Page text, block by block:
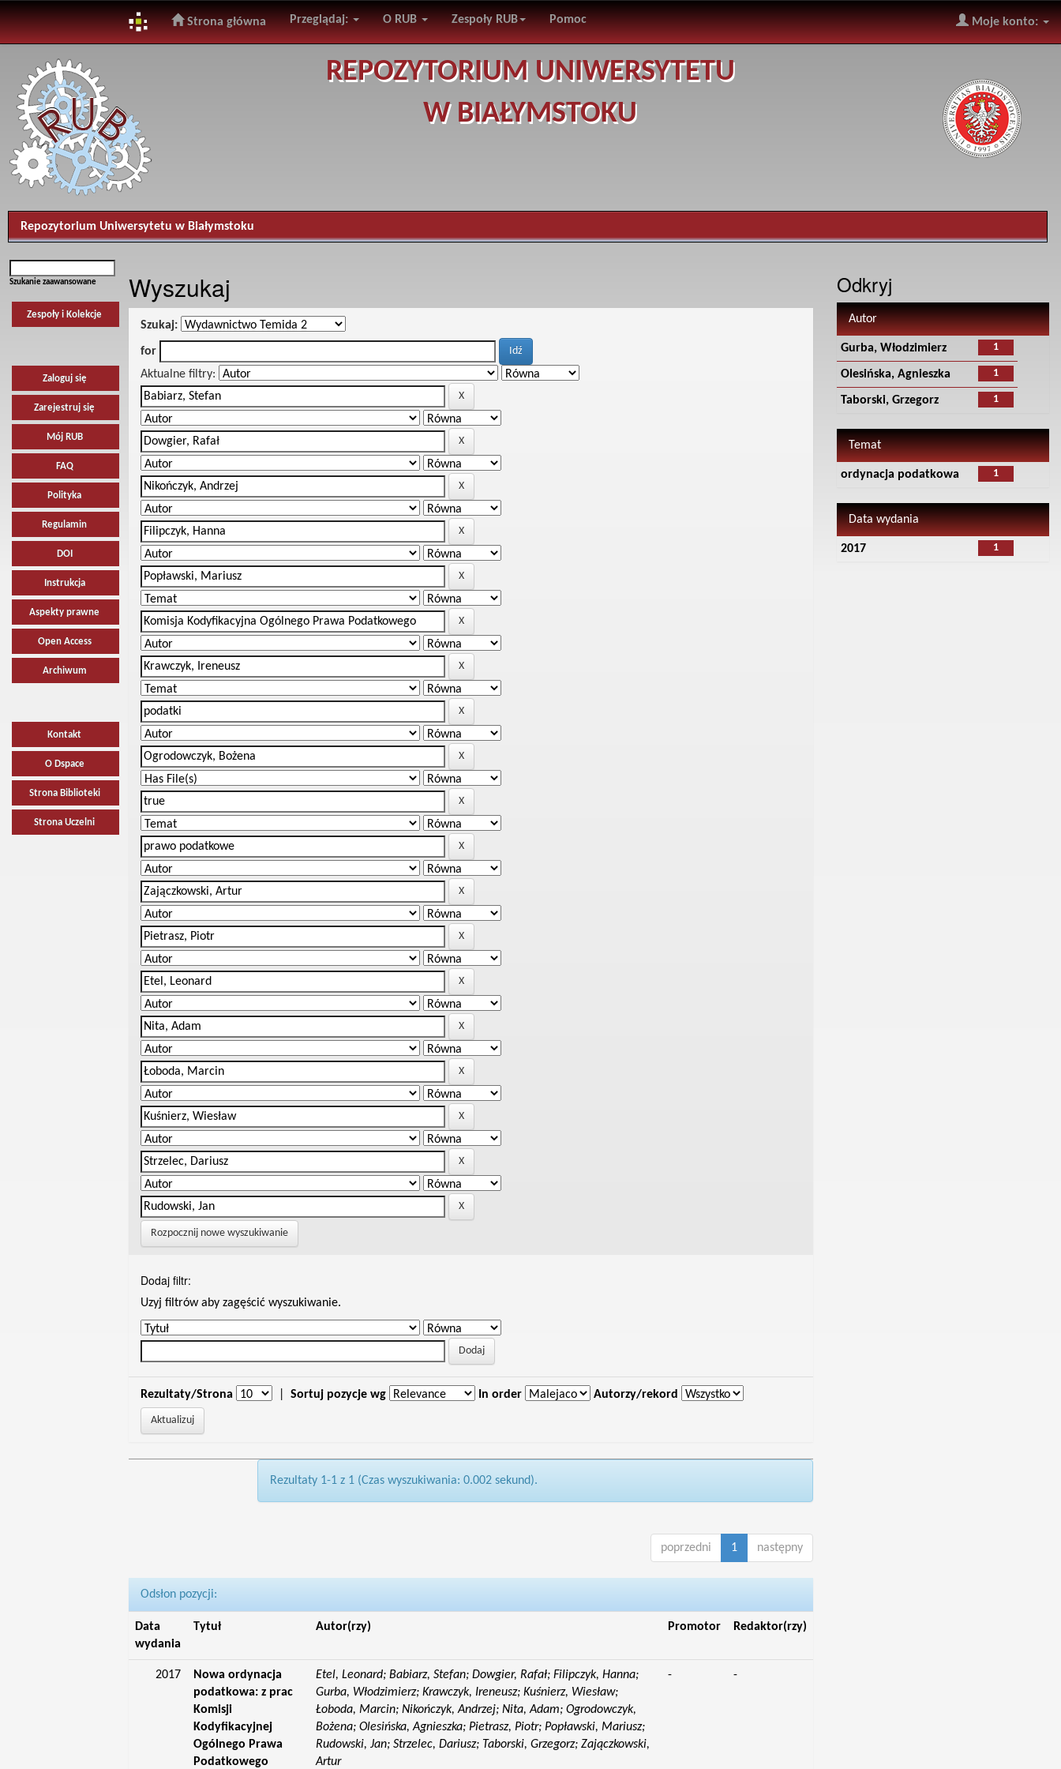
navigation
Strona główna Przeglądaj: O RUB Zespoły RUB Pomoc Moje konto:
REPOZYTORIUM UNIWERSYTETU
W BIAŁYMSTOKU
Repozytorium Uniwersytetu w Białymstoku
Szukanie zaawansowane
Zespoły i Kolekcje
Zaloguj się
Zarejestruj się
Mój RUB
FAQ
Polityka
Regulamin
DOI
Instrukcja
Aspekty prawne
Open Access
Archiwum
Kontakt
O Dspace
Strona Biblioteki
Strona Uczelni
Wyszukaj
Szukaj:
for
Aktualne filtry:
Rozpocznij nowe wyszukiwanie
Dodaj filtr:
Uzyj filtrów aby zagęścić wyszukiwanie.
Rezultaty/Strona Sortuj pozycje wg In order Autorzy/rekord
Rezultaty 1-1 z 1 (Czas wyszukiwania: 0.002 sekund).
poprzedni 1 następny
Odsłon pozycji:
Data
wydania
Tytuł Autor(rzy) Promotor Redaktor(rzy)
2017
Nowa ordynacja
podatkowa: z prac
Komisji
Kodyfikacyjnej
Ogólnego Prawa
Podatkowego
Etel, Leonard; Babiarz, Stefan; Dowgier, Rafał; Filipczyk, Hanna;
Gurba, Włodzimierz; Krawczyk, Ireneusz; Kuśnierz, Wiesław;
Łoboda, Marcin; Nikończyk, Andrzej; Nita, Adam; Ogrodowczyk,
Bożena; Olesińska, Agnieszka; Pietrasz, Piotr; Popławski, Mariusz;
Rudowski, Jan; Strzelec, Dariusz; Taborski, Grzegorz; Zajączkowski,
Artur
- -
Odkryj
Autor
1
Gurba, Włodzimierz
1
Olesińska, Agnieszka
1
Taborski, Grzegorz
Temat
1
ordynacja podatkowa
Data wydania
1
2017